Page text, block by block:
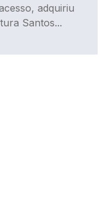
adquiriu
Santos...